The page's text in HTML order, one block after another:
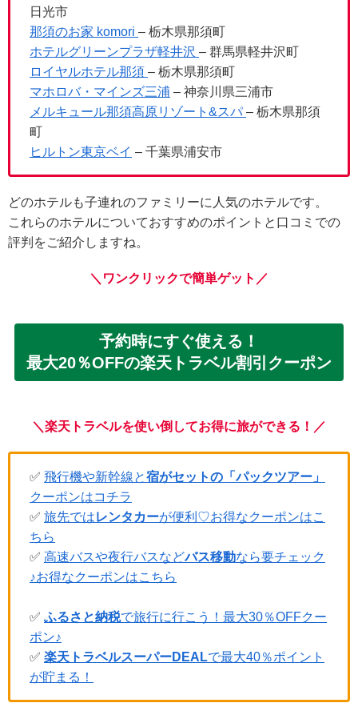
日光市
那須のお家 komori – 栃木県那須町
ホテルグリーンプラザ軽井沢 – 群馬県軽井沢町
ロイヤルホテル那須 – 栃木県那須町
マホロバ・マインズ三浦 – 神奈川県三浦市
メルキュール那須高原リゾート&スパ– 栃木県那須
町
ヒルトン東京ベイ – 千葉県浦安市
どのホテルも子連れのファミリーに人気のホテルです。
これらのホテルについておすすめのポイントと口コミでの
評判をご紹介しますね。
＼ワンクリックで簡単ゲット／
予約時にすぐ使える！
最大20％OFFの楽天トラベル割引クーポン
＼楽天トラベルを使い倒してお得に旅ができる！／
✅ 飛行機や新幹線と宿がセットの「パックツアー」
クーポンはコチラ
✅ 旅先ではレンタカーが便利♡お得なクーポンはこ
ちら
✅ 高速バスや夜行バスなどバス移動なら要チェック
♪お得なクーポンはこちら
✅ ふるさと納税で旅行に行こう！最大30％OFFクー
ポン♪
✅ 楽天トラベルスーパーDEALで最大40％ポイント
が貯まる！